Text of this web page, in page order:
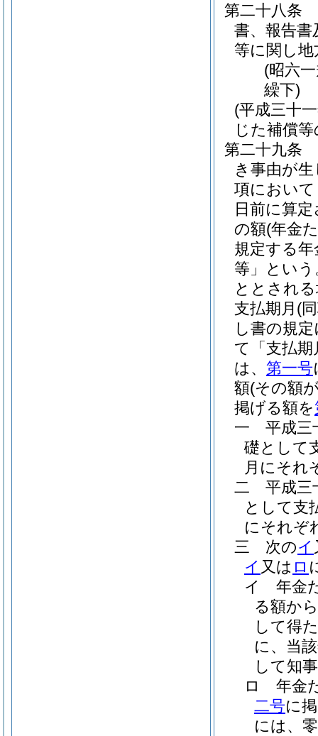
第二十八条
書、報告書
等に関し
(昭六
繰下)
(平成三十
じた補償
第二十九条
き事由が
項におい
日前に算
の額(年金
規定する
等」という
ととされ
支払期月 (
し書の規
て「支払
は、 第一号
額(その額
掲げる額を
一
平成三
礎として
月にそれ
二
平成三
として支
にそれぞ
三
次のイ
イ 又は ロ
イ
年金
る額から
して得
に、当
して知
ロ
年金
二号に
には、